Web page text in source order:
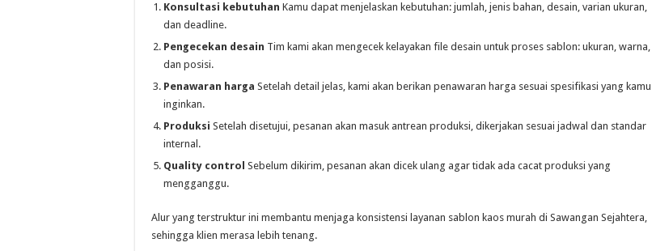
Konsultasi kebutuhan Kamu dapat menjelaskan kebutuhan: jumlah, jenis bahan, desain, varian ukuran,
dan deadline.
Pengecekan desain Tim kami akan mengecek kelayakan file desain untuk proses sablon: ukuran, warna,
dan posisi.
Penawaran harga Setelah detail jelas, kami akan berikan penawaran harga sesuai spesifikasi yang kamu
inginkan.
Produksi Setelah disetujui, pesanan akan masuk antrean produksi, dikerjakan sesuai jadwal dan standar
internal.
Quality control Sebelum dikirim, pesanan akan dicek ulang agar tidak ada cacat produksi yang
mengganggu.
Alur yang terstruktur ini membantu menjaga konsistensi layanan sablon kaos murah di Sawangan Sejahtera,
sehingga klien merasa lebih tenang.